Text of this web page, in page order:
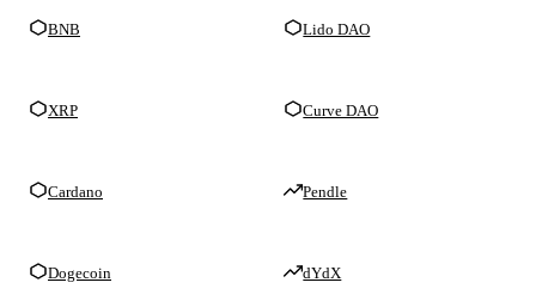
BNB
XRP
Cardano
Dogecoin
Lido DAO
Curve DAO
Pendle
dYdX